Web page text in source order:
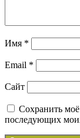
Имя *
Email *
Сайт
Сохранить моё
последующих